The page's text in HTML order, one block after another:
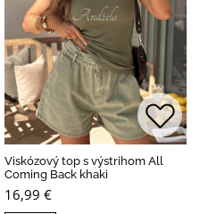
Viskózový top s výstrihom All
Coming Back khaki
16,99 €